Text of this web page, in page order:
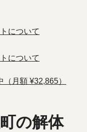
について
について
月額 ¥32,865）
の解体